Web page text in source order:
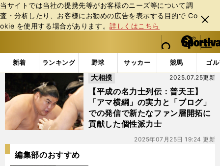
当サイトでは当社の提携先等がお客様のニーズ等について調
査・分析したり、お客様にお勧めの広告を表⽰する⽬的で Co
okie を使⽤する場合があります。詳しくはこちら
閉じ
る
web Sportiva (webスポルティーバ)
検索
マイペ
ー
ジ
メニュ
新着 ランキング 野球 サッカー 競馬 ゴ
b
ス
テ
ィ
バ
「#内田水」の最新ニュース・ 情報
【平成の名力士列伝：普天王】
「アマ横綱」の実力と「ブログ」
での発信で新たなファン層開拓に
貢献した個性派力士
2025.07.25更新
大相撲
2025年07月25日 19:24 更新
編集部のおすすめ